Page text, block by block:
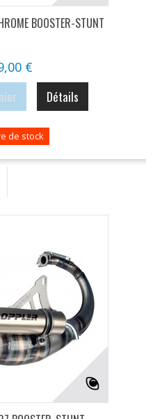
BOOSTER-STUNT
€
Détails
de stock